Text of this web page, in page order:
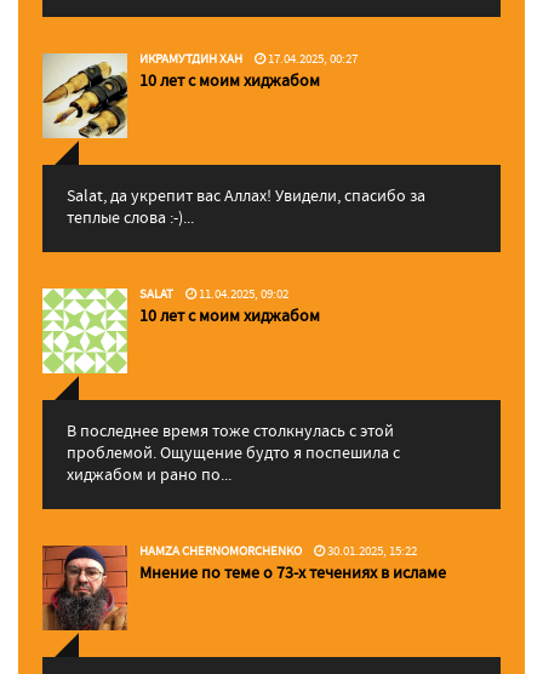
ИКРАМУТДИН ХАН 17.04.2025, 00:27
10 лет с моим хиджабом
Salat, да укрепит вас Аллаx! Увидели, спасибо за
теплые слова :-)...
SALAT 11.04.2025, 09:02
10 лет с моим хиджабом
В последнее время тоже столкнулась с этой
проблемой. Ощущение будто я поспешила с
хиджабом и рано по...
HAMZA CHERNOMORCHENKO 30.01.2025, 15:22
Мнение по теме о 73-х течениях в исламе